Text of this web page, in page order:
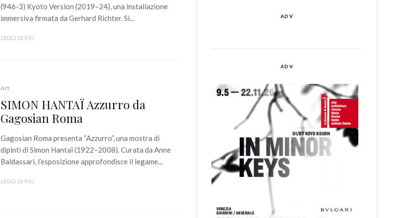
(946-3) Kyoto Version (2019–24), una installazione
immersiva firmata da Gerhard Richter. Si...
LEGGI DI PIÙ
Art
SIMON HANTAÏ Azzurro da
Gagosian Roma
Gagosian Roma presenta “Azzurro”, una mostra di
dipinti di Simon Hantaï (1922–2008). Curata da Anne
Baldassari, l’esposizione approfondisce il legame...
LEGGI DI PIÙ
ADV
ADV